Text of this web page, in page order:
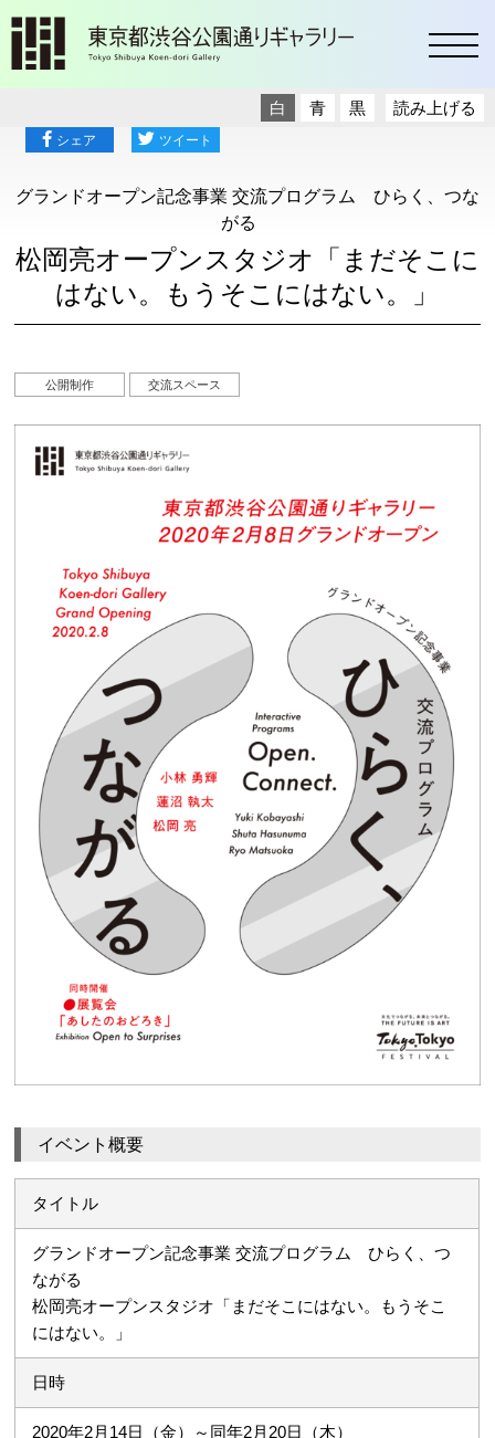
読み上げる
白 青 黒
シェア ツイート
グランドオープン記念事業 交流プログラム ひらく、つな
がる
松岡亮オープンスタジオ「まだそこに
はない。もうそこにはない。」
公開制作 交流スペース
イベント概要
タイトル
グランドオープン記念事業 交流プログラム ひらく、つ
ながる
松岡亮オープンスタジオ「まだそこにはない。もうそこ
にはない。」
日時
2020年2月14日（金）～同年2月20日（木）